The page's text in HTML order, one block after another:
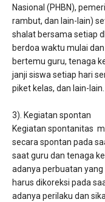
Nasional (PHBN),
rambut, dan lain-lain)
shalat bersama setiap
berdoa waktu mulai
bertemu guru, tenaga
janji siswa setiap hari
piket kelas, dan lain-lain.
3). Kegiatan spontan
Kegiatan spontanitas
secara spontan pada
saat guru dan tenaga
adanya perbuatan
harus dikoreksi pada
adanya perilaku dan